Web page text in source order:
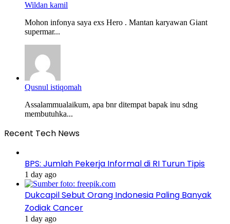
Wildan kamil
Mohon infonya saya exs Hero . Mantan karyawan Giant
supermar...
Qusnul istiqomah
Assalammualaikum, apa bnr ditempat bapak inu sdng
membutuhka...
Recent Tech News
BPS: Jumlah Pekerja Informal di RI Turun Tipis
1 day ago
Dukcapil Sebut Orang Indonesia Paling Banyak
Zodiak Cancer
1 day ago